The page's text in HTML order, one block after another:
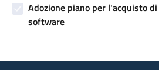
Adozione piano per l'acquisto
software